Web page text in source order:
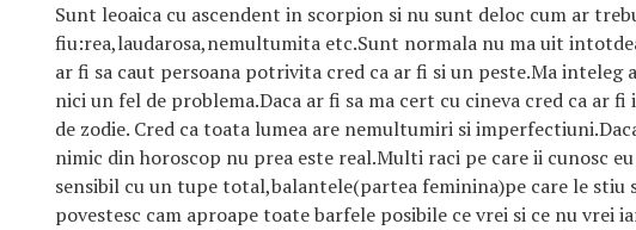
Sunt leoaica cu ascendent in scorpion si nu sunt deloc cum ar
fiu:rea,laudarosa,nemultumita etc.Sunt normala nu ma uit
ar fi sa caut persoana potrivita cred ca ar fi si un peste.Ma inteleg
nici un fel de problema.Daca ar fi sa ma cert cu cineva cred ca ar
de zodie. Cred ca toata lumea are nemultumiri si
nimic din horoscop nu prea este real.Multi raci pe care ii cunosc
sensibil cu un tupe total,balantele(partea feminina)pe care le
povestesc cam aproape toate barfele posibile ce vrei si ce nu vrei